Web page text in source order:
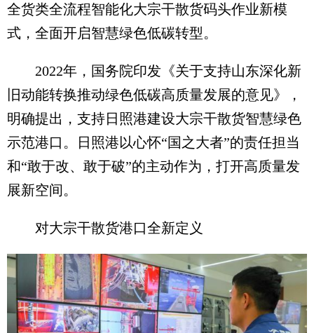
全货类全流程智能化大宗干散货码头作业新模
式，全面开启智慧绿色低碳转型。
2022年，国务院印发《关于支持山东深化新
旧动能转换推动绿色低碳高质量发展的意见》，
明确提出，支持日照港建设大宗干散货智慧绿色
示范港口。日照港以心怀“国之大者”的责任担当
和“敢于改、敢于破”的主动作为，打开高质量发
展新空间。
对大宗干散货港口全新定义